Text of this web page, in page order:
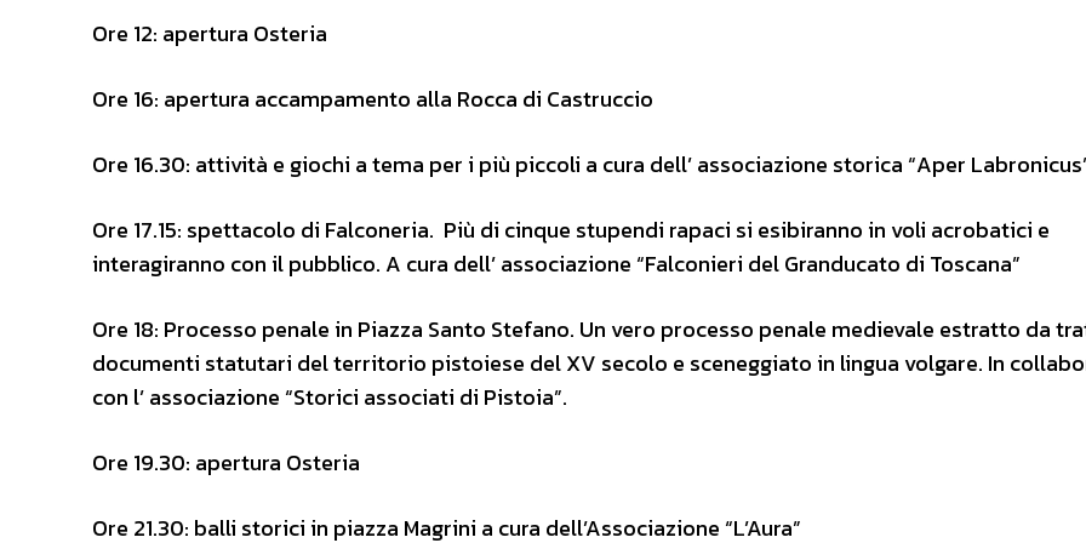
Ore 12: apertura Osteria
Ore 16: apertura accampamento alla Rocca di Castruccio
Ore 16.30: attività e giochi a tema per i più piccoli a cura dell’ associazione storica “Aper
Ore 17.15: spettacolo di Falconeria. Più di cinque stupendi rapaci si esibiranno in voli acrobatici e
interagiranno con il pubblico. A cura dell’ associazione “Falconieri del Granducato di Toscana”
Ore 18: Processo penale in Piazza Santo Stefano. Un vero processo penale medievale estratto da
documenti statutari del territorio pistoiese del XV secolo e sceneggiato in lingua volgare. In
con l’ associazione “Storici associati di Pistoia”.
Ore 19.30: apertura Osteria
Ore 21.30: balli storici in piazza Magrini a cura dell’Associazione “L’Aura”